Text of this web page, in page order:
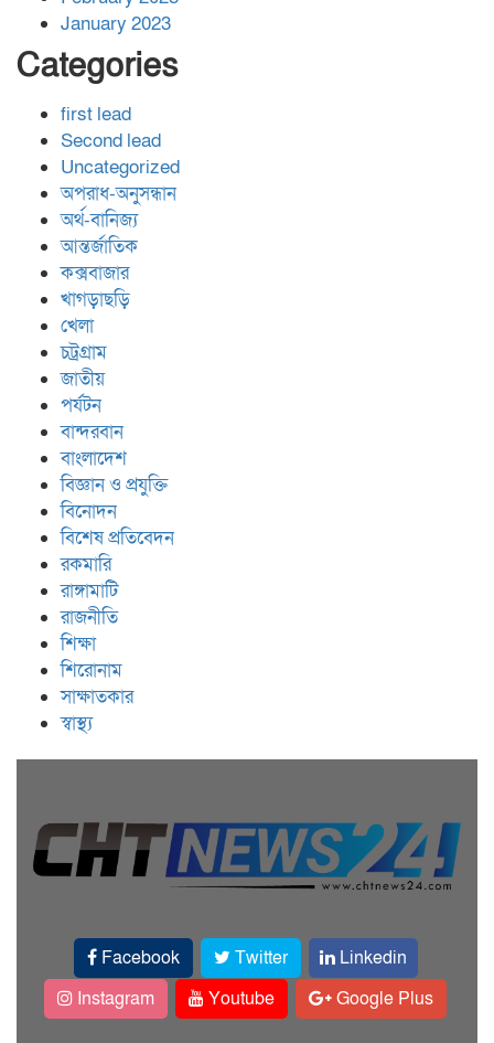
January 2023
Categories
first lead
Second lead
Uncategorized
অপরাধ-অনুসন্ধান
অর্থ-বানিজ্য
আন্তর্জাতিক
কক্সবাজার
খাগড়াছড়ি
খেলা
চট্রগ্রাম
জাতীয়
পর্যটন
বান্দরবান
বাংলাদেশ
বিজ্ঞান ও প্রযুক্তি
বিনোদন
বিশেষ প্রতিবেদন
রকমারি
রাঙ্গামাটি
রাজনীতি
শিক্ষা
শিরোনাম
সাক্ষাতকার
স্বাস্থ্য
Facebook Twitter
Linkedin
Instagram
Youtube Google Plus